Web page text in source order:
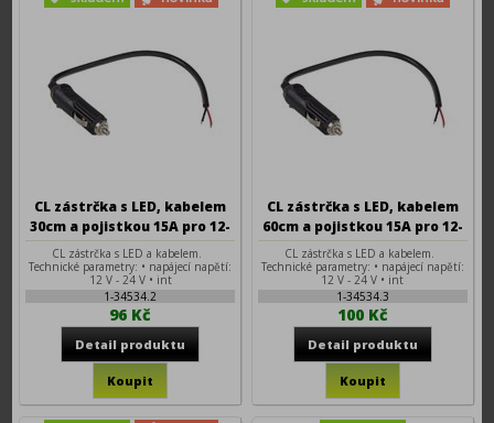
CL zástrčka s LED, kabelem
30cm a pojistkou 15A pro 12-
24V
CL zástrčka s LED a kabelem.
Technické parametry: • napájecí napětí:
12 V - 24 V • int
1-34534.2
96 Kč
CL zástrčka s LED, kabelem
60cm a pojistkou 15A pro 12-
24V
CL zástrčka s LED a kabelem.
Technické parametry: • napájecí napětí:
12 V - 24 V • int
1-34534.3
100 Kč